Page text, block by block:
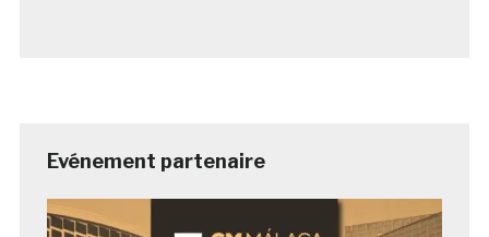
Evénement partenaire